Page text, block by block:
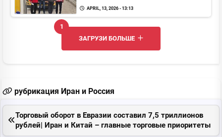
APRIL, 13, 2026 - 13:13
1UNREAD MESSAGES
ЗАГРУЗИ БОЛЬШЕ
рубрикация Иран и Россия
Торговый оборот в Евразии составил 7,5 триллионов
рублей| Иран и Китай – главные торговые приоритеты